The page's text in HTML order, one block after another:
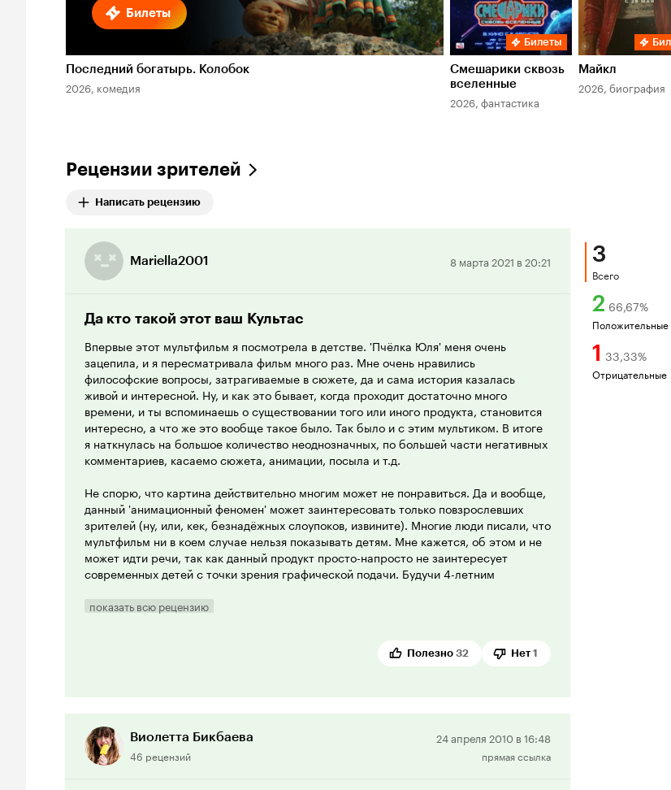
Билеты
Последний богатырь. Колобок
2026, комедия
Билеты
Смешарики сквозь
вселенные
2026, фантастика
Майкл
2026, биография
Рецензии зрителей
Написать рецензию
Mariella2001
Положительная
рецензия
8 марта 2021 в 20:21
Да кто такой этот ваш Культас
Впервые этот мультфильм я посмотрела в детстве. 'Пчёлка Юля' меня очень
зацепила, и я пересматривала фильм много раз. Мне очень нравились
философские вопросы, затрагиваемые в сюжете, да и сама история казалась
живой и интересной. Ну, и как это бывает, когда проходит достаточно много
времени, и ты вспоминаешь о существовании того или иного продукта, становится
интересно, а что же это вообще такое было. Так было и с этим мультиком. В итоге
я наткнулась на большое количество неоднозначных, по большей части негативных
комментариев, касаемо сюжета, анимации, посыла и т.д.
Не спорю, что картина действительно многим может не понравиться. Да и вообще,
данный 'анимационный феномен' может заинтересовать только повзрослевших
зрителей (ну, или, кек, безнадёжных слоупоков, извините). Многие люди писали, что
мультфильм ни в коем случае нельзя показывать детям. Мне кажется, об этом и не
может идти речи, так как данный продукт просто-напросто не заинтересует
современных детей с точки зрения графической подачи. Будучи 4-летним
Ты смотришь, грубо говоря, что тебе дали. В сравнении с современными
отталкивающим. Видны проблемы уровня первой 'Истории игрушек': лица людей
комментарии мне всегда кажутся такими же абсурдными, как и, например, шум
вокруг сцен курения в 'Ну, погоди!' от депутатов. Видимо, по мнению некоторых
пользователей, дети в 21 веке должны расти в сугубо пуританских условиях, чтобы
показать всю рецензию
Полезно 32 Нет 1
Виолетта Бикбаева
46 рецензий
Положительная
рецензия
24 апреля 2010 в 16:48
прямая ссылка
3
Всего
2 66,67%
Положительные
1 33,33%
Отрицательные